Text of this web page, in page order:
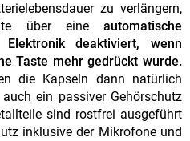
zu verlängern,
über eine automatische
deaktiviert, wenn
Taste mehr gedrückt wurde.
die Kapseln dann natürlich
ein passiver Gehörschutz
sind rostfrei ausgeführt
inklusive der Mikrofone und